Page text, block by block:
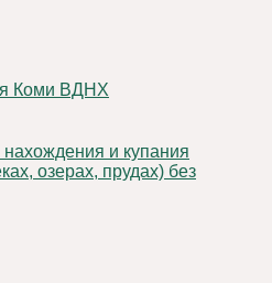
Коми ВДНХ
озерах, прудах) без